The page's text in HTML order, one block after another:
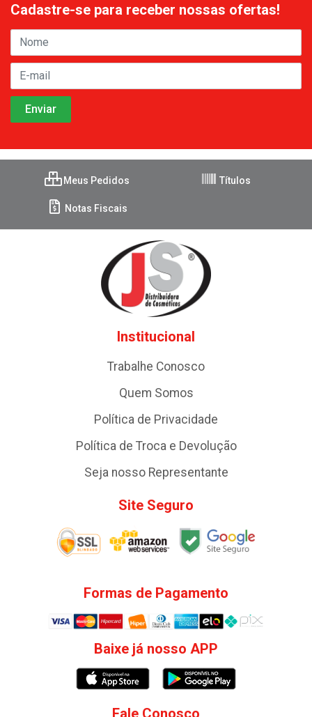
Cadastre-se para receber nossas ofertas!
Meus Pedidos Títulos
Notas Fiscais
Institucional
Trabalhe Conosco
Quem Somos
Política de Privacidade
Política de Troca e Devolução
Seja nosso Representante
Site Seguro
Formas de Pagamento
Baixe já nosso APP